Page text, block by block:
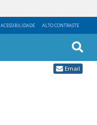
Email
ACESSIBILIDADE ALTO CONTRASTE